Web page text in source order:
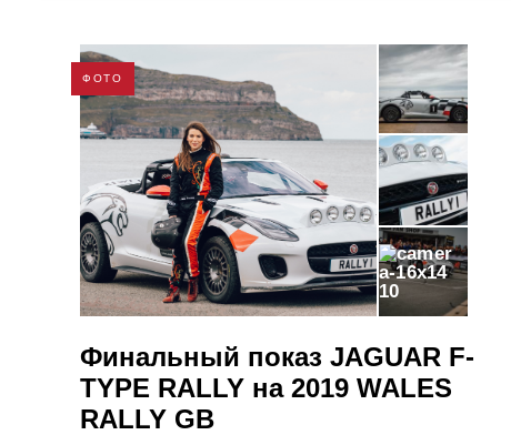
ФОТО
10
Финальный показ JAGUAR F-
TYPE RALLY на 2019 WALES
RALLY GB